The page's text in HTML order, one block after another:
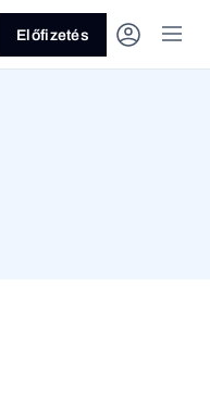
Előfizetés